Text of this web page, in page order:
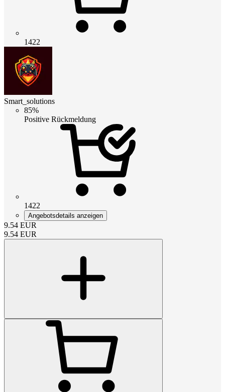
1422
Smart_solutions
85%
Positive Rückmeldung
1422
Angebotsdetails anzeigen
9.54 EUR
9.54 EUR